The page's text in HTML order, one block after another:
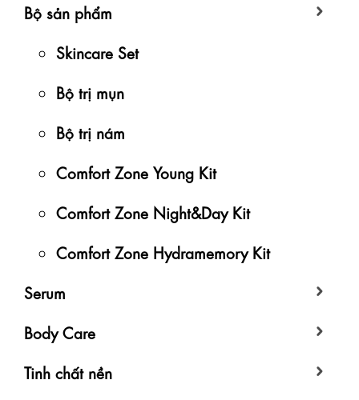
Bộ sản phẩm
Skincare Set
Bộ trị mụn
Bộ trị nám
Comfort Zone Young Kit
Comfort Zone Night&Day Kit
Comfort Zone Hydramemory Kit
Serum
Body Care
Tinh chất nền